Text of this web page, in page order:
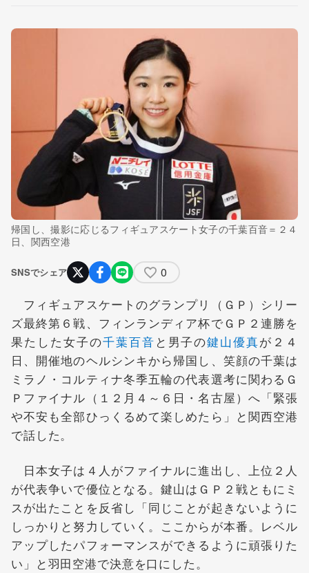
帰国し、撮影に応じるフィギュアスケート女子の千葉百音＝２４
日、関西空港
SNSでシェア 0
フィギュアスケートのグランプリ（ＧＰ）シリー
ズ最終第６戦、フィンランディア杯でＧＰ２連勝を
果たした女子の千葉百音 と男子の鍵山優真が２４
日、開催地のヘルシンキから帰国し、笑顔の千葉は
ミラノ・コルティナ冬季五輪の代表選考に関わるＧ
Ｐファイナル（１２月４～６日・名古屋）へ「緊張
や不安も全部ひっくるめて楽しめたら」と関西空港
で話した。
日本女子は４人がファイナルに進出し、上位２人
が代表争いで優位となる。鍵山はＧＰ２戦ともにミ
スが出たことを反省し「同じことが起きないように
しっかりと努力していく。ここからが本番。レベル
アップしたパフォーマンスができるように頑張りた
い」と羽田空港で決意を口にした。